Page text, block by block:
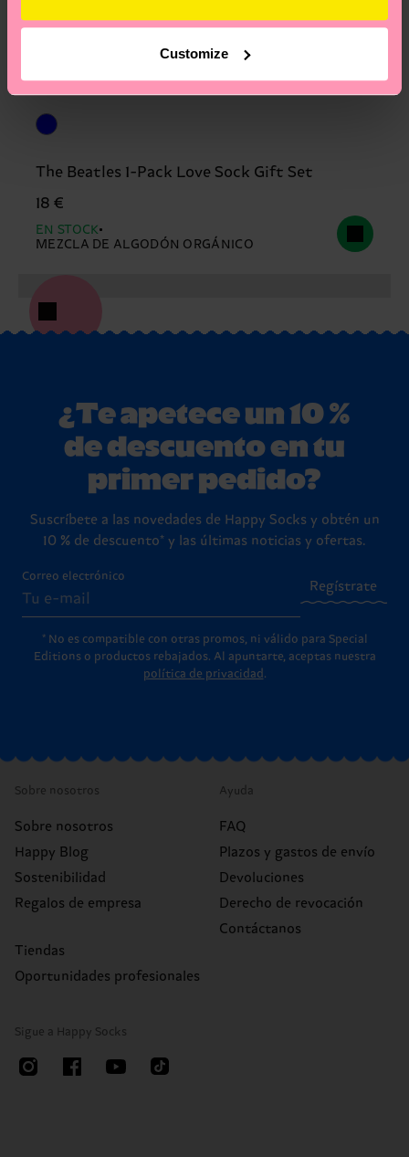
Customize
The Beatles 1-Pack Love Sock Gift Set
18 €
EN STOCK
MEZCLA DE ALGODÓN ORGÁNICO
¿Te apetece un 10 %
de descuento en tu
primer pedido?
Suscríbete a las novedades de Happy Socks y obtén un
10 % de descuento* y las últimas noticias y ofertas.
Correo electrónico
Regístrate
* No es compatible con otras promos, ni válido para Special
Editions o productos rebajados. Al apuntarte, aceptas nuestra
política de privacidad .
Sobre nosotros
Sobre nosotros
Happy Blog
Sostenibilidad
Regalos de empresa
Tiendas
Oportunidades profesionales
Ayuda
FAQ
Plazos y gastos de envío
Devoluciones
Derecho de revocación
Contáctanos
Sigue a Happy Socks